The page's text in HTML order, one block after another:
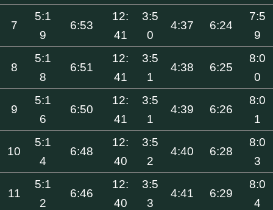
7
5:1
9
6:53
12:
41
3:5
0
4:37 6:24
7:5
9
8
5:1
8
6:51
12:
41
3:5
1
4:38 6:25
8:0
0
9
5:1
6
6:50
12:
41
3:5
1
4:39 6:26
8:0
1
10
5:1
4
6:48
12:
40
3:5
2
4:40 6:28
8:0
3
11
5:1
2
6:46
12:
40
3:5
3
4:41 6:29
8:0
4